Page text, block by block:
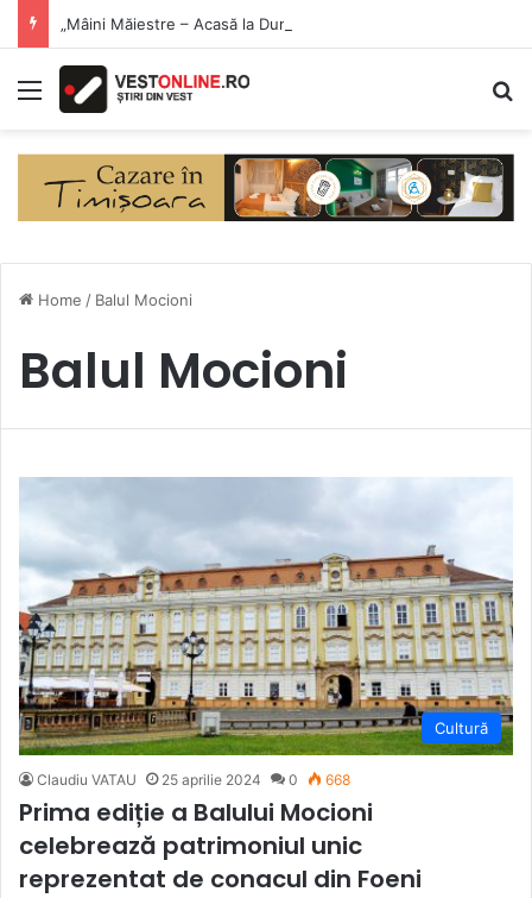
Menu
Home / Balul Mocioni
Balul Mocioni
Cultură
Claudiu VATAU 25 aprilie 2024 0 668
Prima ediție a Balului Mocioni
celebrează patrimoniul unic
reprezentat de conacul din Foeni